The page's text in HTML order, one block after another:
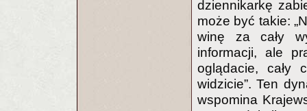
dziennikarkę
może być takie:
winę za cały
informacji, ale
oglądacie, cały
widzicie”. Ten
wspomina